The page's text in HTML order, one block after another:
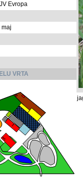
Evropa
maj
VRTA